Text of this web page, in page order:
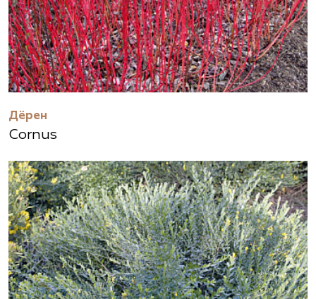
Дёрен
Cornus